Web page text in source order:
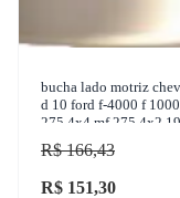
bucha lado motriz
d 10 ford f-4000 f
275 4x4 mf 275 4x2
1996
R$ 166,43
R$ 151,30